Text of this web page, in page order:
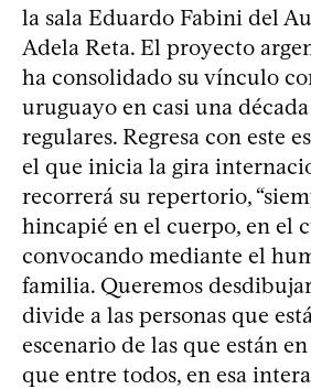
la sala Eduardo Fabini del
Adela Reta. El proyecto
ha consolidado su vínculo
uruguayo en casi una
regulares. Regresa con este
el que inicia la gira
recorrerá su repertorio,
hincapié en el cuerpo, en el
convocando mediante el
familia. Queremos
divide a las personas que
escenario de las que están
que entre todos, en esa